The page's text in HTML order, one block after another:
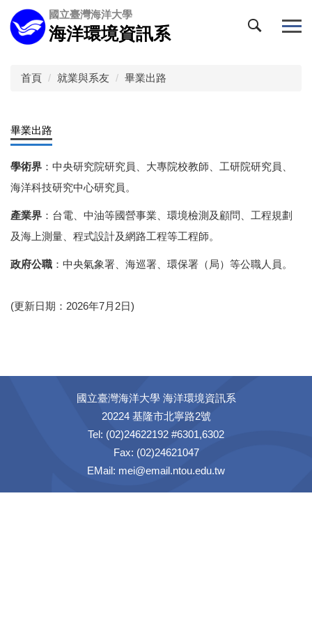
跳
到
主
國立臺灣海洋大學
海洋環境資訊系
首頁 就業與系友 畢業出路
畢業出路
學術界 ：中央研究院研究員、大專院校教師、工研院研究員、
海洋科技研究中心研究員。
產業界 ：台電、中油等國營事業、環境檢測及顧問、工程規劃
及海上測量、程式設計及網路工程等工程師。
政府公職 ：中央氣象署、海巡署、環保署（局）等公職人員。
(更新日期：2026年7月2日)
國立臺灣海洋大學 海洋環境資訊系
20224 基隆市北寧路2號
Tel: (02)24622192 #6301,6302
Fax: (02)24621047
EMail: mei@email.ntou.edu.tw